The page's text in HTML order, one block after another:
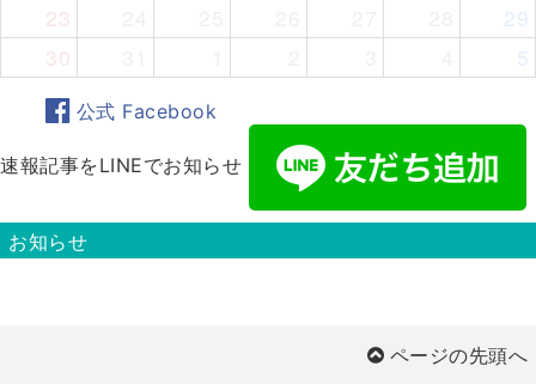
23
29
30
5
公式 Facebook
速報記事をLINEでお知らせ
お知らせ
ページの先頭へ